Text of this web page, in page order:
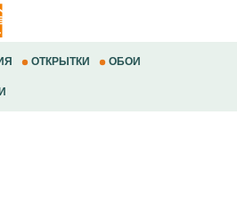
ОТКРЫТКИ ОБОИ